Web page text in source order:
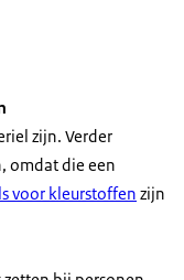
zijn. Verder
omdat die een
voor kleurstoffen zijn